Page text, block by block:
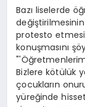
Bazı liselerde
protesto
konuşmasını
Bizlere kötülük
çocukların
yüreğinde